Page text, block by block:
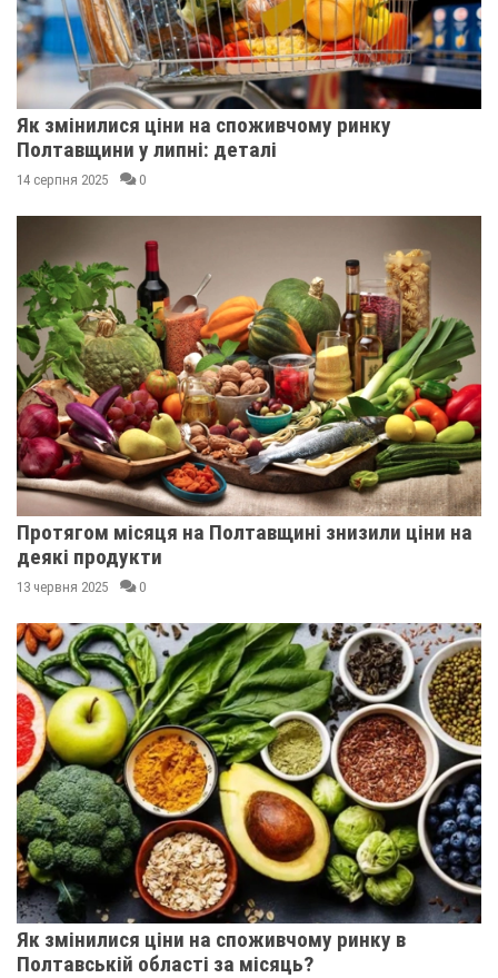
Як змінилися ціни на споживчому ринку
Полтавщини у липні: деталі
14 серпня 2025 0
Протягом місяця на Полтавщині знизили ціни на
деякі продукти
13 червня 2025 0
Як змінилися ціни на споживчому ринку в
Полтавській області за місяць?